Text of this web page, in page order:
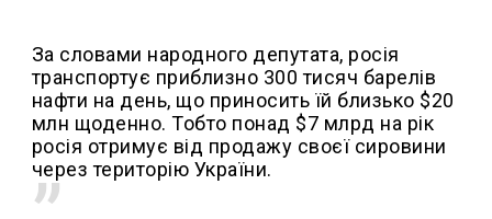
За словами народного депутата, росія
транспортує приблизно 300 тисяч барелів
нафти на день, що приносить їй близько $20
млн щоденно. Тобто понад $7 млрд на рік
росія отримує від продажу своєї сировини
через територію України.